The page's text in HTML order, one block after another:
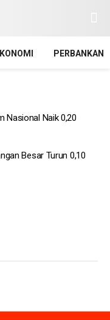
PERBANKAN
Nasional Naik 0,20
Besar Turun 0,10